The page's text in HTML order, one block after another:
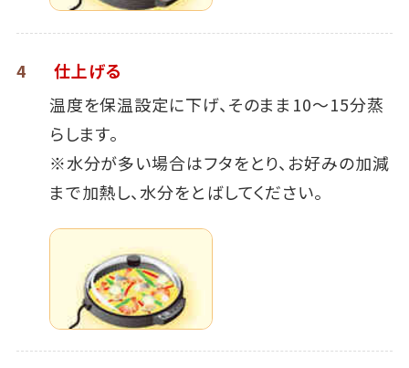
4
仕上げる
温度を保温設定に下げ、そのまま10～15分蒸
らします。
※水分が多い場合はフタをとり、お好みの加減
まで加熱し、水分をとばしてください。